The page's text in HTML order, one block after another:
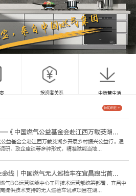
投资者关系 中燃慧生活
《中国燃气公益基金会赴江西万载茭湖...
益基金会赴江西万载茭湖乡开展乡村振兴公益行。通
研、政企座谈等多种形式，精准赋能当地...
线｜中国燃气无人巡检车在宜昌跑出首...
气BG运营赋能中心工程技术运营部统筹部署、宜昌中
提供技术支持的无人巡检车试点项目在湖...
MORE +